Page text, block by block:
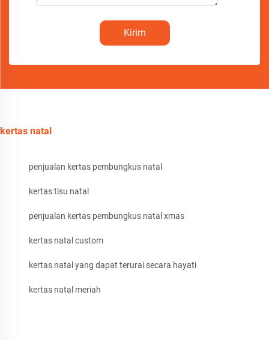
Kirim
kertas natal
penjualan kertas pembungkus natal
kertas tisu natal
penjualan kertas pembungkus natal xmas
kertas natal custom
kertas natal yang dapat terurai secara hayati
kertas natal meriah